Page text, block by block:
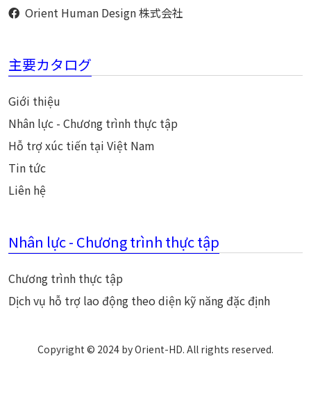
Orient Human Design 株式会社
主要カタログ
Giới thiệu
Nhân lực - Chương trình thực tập
Hỗ trợ xúc tiến tại Việt Nam
Tin tức
Liên hệ
Nhân lực - Chương trình thực tập
Chương trình thực tập
Dịch vụ hỗ trợ lao động theo diện kỹ năng đặc định
Copyright © 2024 by Orient-HD. All rights reserved.